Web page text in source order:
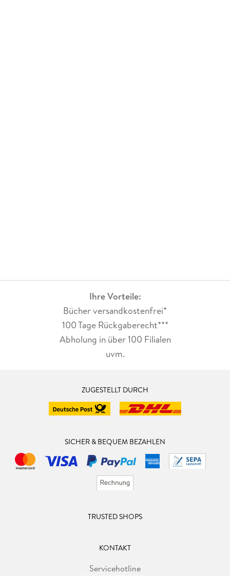
Ihre Vorteile:
Bücher versandkostenfrei*
100 Tage Rückgaberecht***
Abholung in über 100 Filialen
uvm.
ZUGESTELLT DURCH
SICHER & BEQUEM BEZAHLEN
TRUSTED SHOPS
KONTAKT
Servicehotline